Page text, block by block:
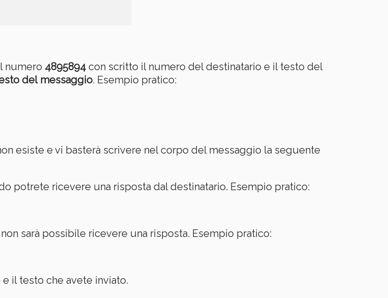
numero 4895894 con scritto il numero del destinatario e il testo del
del messaggio. Esempio pratico:
esiste e vi basterà scrivere nel corpo del messaggio la seguente
potrete ricevere una risposta dal destinatario. Esempio pratico:
sarà possibile ricevere una risposta. Esempio pratico:
il testo che avete inviato.